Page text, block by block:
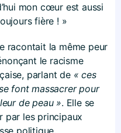
mon cœur est aussi
fière ! »
racontait la même peur
le racisme
parlant de « ces
font massacrer pour
de peau ». Elle se
par les principaux
politique,